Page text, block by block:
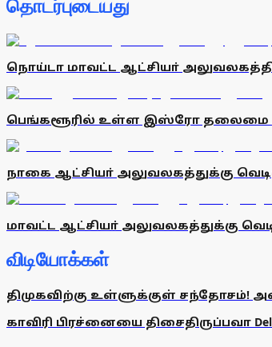
தொடர்புடையது
நொய்டா மாவட்ட ஆட்சியா்
பெங்களூரில் உள்ள இஸ்ரோ தலைமை
நாகை ஆட்சியா் அலுவலகத்துக்கு
மாவட்ட ஆட்சியா் அலுவலகத்துக்கு
விடியோக்கள்
திமுகவிற்கு உள்ளுக்குள் சந்தோசம்!
காவிரி பிரச்னையை திசைதிருப்பவா